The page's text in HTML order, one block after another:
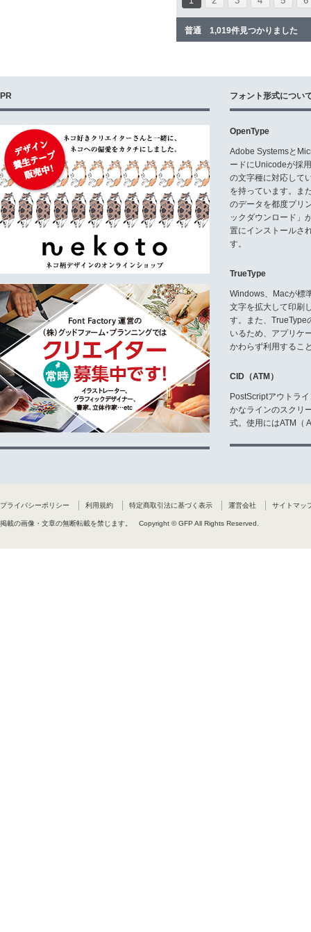
普通 1,019件見つかりました
PR フォント形式につい
OpenType
Adobe Systemsと
ードにUnicodeが採
の文字種に対応して
を持っています。ま
のデータを都度プリ
ックダウンロード」
置にインストールさ
す。
TrueType
Windows、Macが標
文字を拡大して印刷
す。また、TrueType
いるため、アプリケ
かわらず利用するこ
CID（ATM）
PostScriptアウトラ
かなラインのスクリ
式。使用にはATM（
プライバシーポリシー 利用規約 特定商取引法に基づく表示 運営会社 サイトマッ
掲載の画像・文章の無断転載を禁じます。 Copyright © GFP All Rights Reserved.